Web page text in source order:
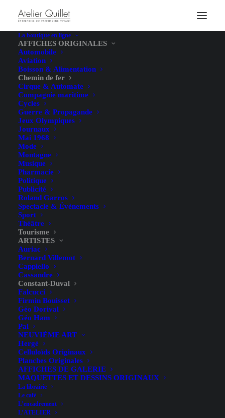
La boutique en ligne
AFFICHES ORIGINALES
Automobile
Aviation
Boisson & Alimentation
Chemin de fer
Cirque & Automate
Compagnie maritime
Cycles
Guerre & Propagande
Jeux Olympiques
Journaux
Mai 1968
Mode
Montagne
Musique
Pharmacie
Politique
Publicité
Roland Garros
Spectacle & Évènements
Sport
Théâtre
Tourisme
ARTISTES
Auriac
Bernard Villemot
Cappiello
Cassandre
Constant-Duval
Falcucci
Firmin Bouisset
Géo Dorival
Géo Ham
Pal
NEUVIÈME ART
Hergé
Celluloïds Originaux
Planches Originales
AFFICHES DE GALERIE
MAQUETTES ET DESSINS ORIGINAUX
La librairie
Le café
L’encadrement
L’ATELIER
Château de Saumur –
Constant-Duval – 1924
Illustrateur